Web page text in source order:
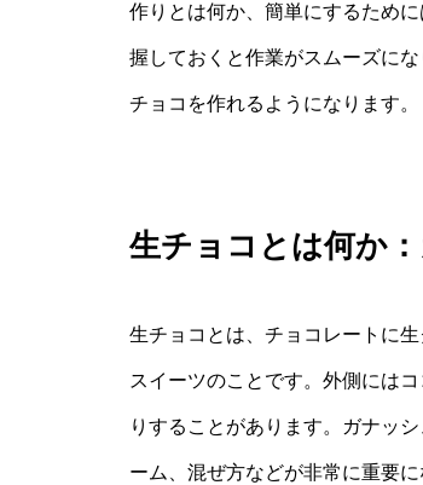
作りとは何か、簡単にするため
握しておくと作業がスムーズに
チョコを作れるようになります。
生チョコとは何か
生チョコとは、チョコレートに
スイーツのことです。外側には
りすることがあります。ガナッ
ーム、混ぜ方などが非常に重要に